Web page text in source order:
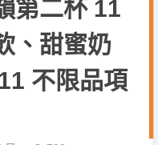
第二杯 11
、甜蜜奶
不限品項